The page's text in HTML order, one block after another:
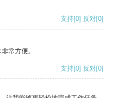
支持[0] 反对[0]
常方便。
支持[0] 反对[0]